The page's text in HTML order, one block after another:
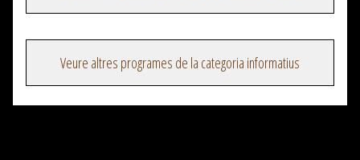
Veure altres programes de la categoria informatius